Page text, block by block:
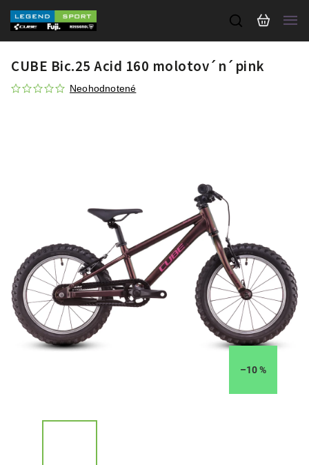
CUBE Bic.25 Acid 160 molotov´n´pink
Neohodnotené
–10 %